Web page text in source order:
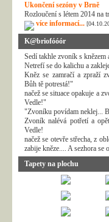
Ukončení sezóny v Brně
Rozloučení s létem 2014 na
více informací...
K@briofóóór
Sedí takhle zvoník s knězem
Netrefí se do kalichu a
Kněz se zamračí a zpraží
Bůh tě potrestá!"
načež se situace opakuje a
Vedle!"
"Zvoníku povídam neklej...
Zvoník nalévá potřetí a
Vedle!
načež se otevře střecha, z
zabije kněze.... A sezhora
Tapety na plochu